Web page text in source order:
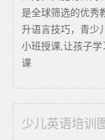
是全球筛选的优秀
升语言技巧，青少
小班授课,让孩子
课
少儿英语培训